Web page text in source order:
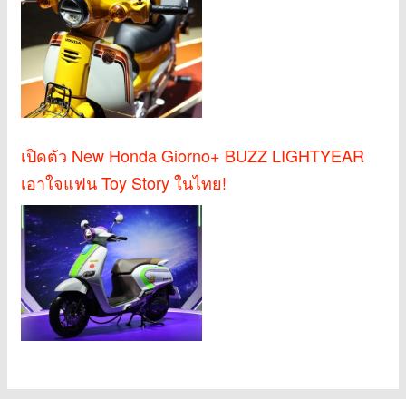
เปิดตัว New Honda Giorno+ BUZZ LIGHTYEAR
เอาใจแฟน Toy Story ในไทย!